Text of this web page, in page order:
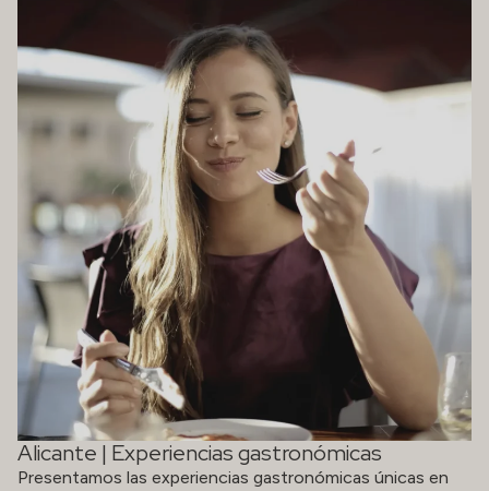
Alicante | Experiencias gastronómicas
Presentamos las experiencias gastronómicas únicas en